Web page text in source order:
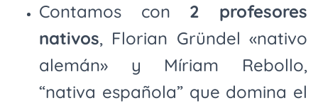
Contamos con 2 profesores
nativos, Florian Gründel «nativo
alemán» y Míriam Rebollo,
“nativa española” que domina el